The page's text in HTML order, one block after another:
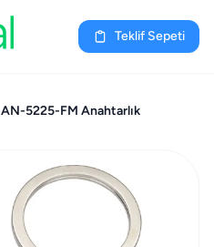
Teklif Sepeti
AN-5225-FM Anahtarlık